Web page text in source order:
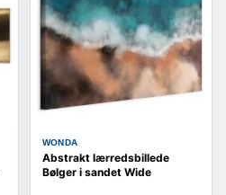
WONDA
Abstrakt lærredsbillede
Bølger i sandet Wide